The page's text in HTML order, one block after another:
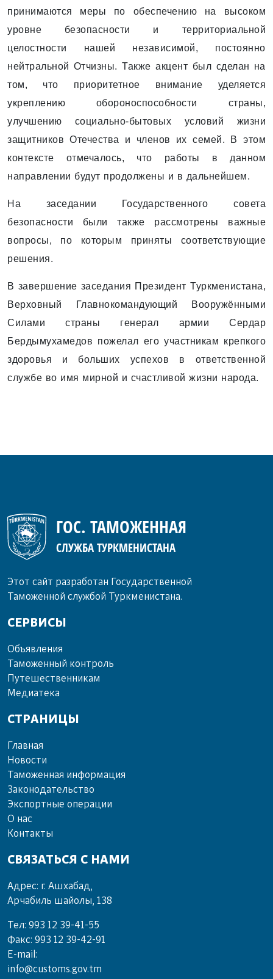
принимаются меры по обеспечению на высоком
уровне безопасности и территориальной
целостности нашей независимой, постоянно
нейтральной Отчизны. Также акцент был сделан на
том, что приоритетное внимание уделяется
укреплению обороноспособности страны,
улучшению социально-бытовых условий жизни
защитников Отечества и членов их семей. В этом
контексте отмечалось, что работы в данном
направлении будут продолжены и в дальнейшем.
На заседании Государственного совета
безопасности были также рассмотрены важные
вопросы, по которым приняты соответствующие
решения.
В завершение заседания Президент Туркменистана,
Верховный Главнокомандующий Вооружёнными
Силами страны генерал армии Сердар
Бердымухамедов пожелал его участникам крепкого
здоровья и больших успехов в ответственной
службе во имя мирной и счастливой жизни народа.
ГОС. ТАМОЖЕННАЯ
СЛУЖБА ТУРКМЕНИСТАНА
Этот сайт разработан Государственной
Таможенной службой Туркменистана.
СЕРВИСЫ
Объ­яв­ле­ния
Та­мо­жен­ный кон­троль
Пу­те­шест­вен­ни­кам
Ме­диа­те­ка
СТРАНИЦЫ
Главная
Новости
Таможенная информация
Законодательство
Экспортные операции
О нас
Контакты
СВЯЗАТЬСЯ С НАМИ
Адрес: г. Ашхабад,
Арчабиль шайолы, 138
Тел: 993 12 39-41-55
Факс: 993 12 39-42-91
E-mail:
info@customs.gov.tm